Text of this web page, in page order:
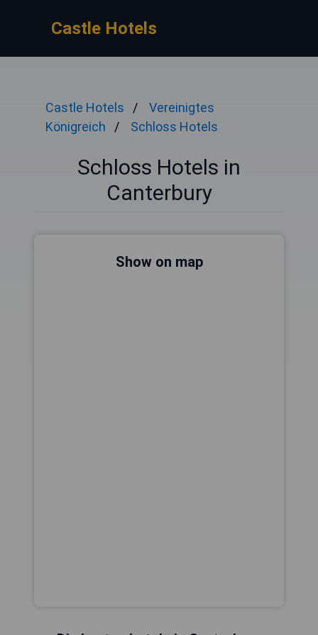
Castle Hotels
Castle Hotels
Vereinigtes
Königreich
Schloss Hotels
Schloss Hotels in
Canterbury
Show on map